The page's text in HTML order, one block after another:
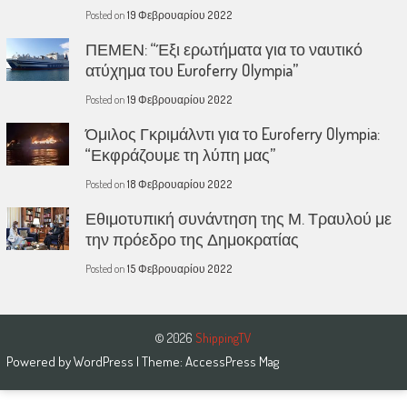
Posted on 19 Φεβρουαρίου 2022
ΠΕΜΕΝ: “Έξι ερωτήματα για το ναυτικό
ατύχημα του Euroferry Olympia”
Posted on 19 Φεβρουαρίου 2022
Όμιλος Γκριμάλντι για το Euroferry Olympia:
“Εκφράζουμε τη λύπη μας”
Posted on 18 Φεβρουαρίου 2022
Εθιμοτυπική συνάντηση της Μ. Τραυλού με
την πρόεδρο της Δημοκρατίας
Posted on 15 Φεβρουαρίου 2022
© 2026 ShippingTV
Powered byWordPress | Theme: AccessPress Mag